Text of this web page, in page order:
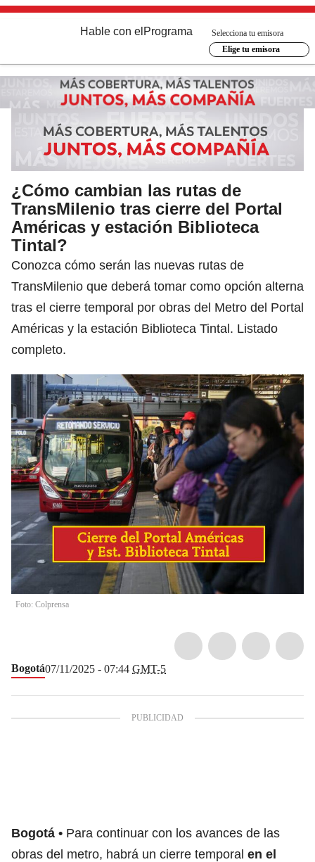
Hable con el Programa
Selecciona tu emisora
Elige tu emisora
¿Cómo cambian las rutas de
TransMilenio tras cierre del Portal
Américas y estación Biblioteca
Tintal?
Conozca cómo serán las nuevas rutas de
TransMilenio que deberá tomar como opción alterna
tras el cierre temporal por obras del Metro del Portal
Américas y la estación Biblioteca Tintal. Listado
completo.
Foto: Colprensa
Bogotá07/11/2025 - 07:44 GMT-5
Bogotá
Para continuar con los avances de las
obras del metro, habrá un cierre temporal en el